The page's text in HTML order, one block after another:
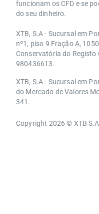
funcionam os CFD e se
do seu dinheiro.
XTB, S.A - Sucursal em
nº1, piso 9 Fração A,
Conservatória do Registo
980436613.
XTB, S.A - Sucursal em
do Mercado de Valores
341.
Copyright 2026 © XTB